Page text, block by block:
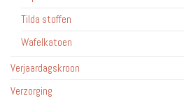
Tilda stoffen
Wafelkatoen
Verjaardagskroon
Verzorging